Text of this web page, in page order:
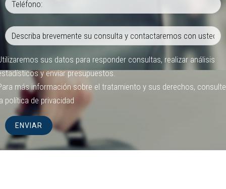
sus datos para responder consultas, realizar análisis
y enviar presupuestos.
más información sobre el tratamiento y sus derechos, consulte
política de privacidad